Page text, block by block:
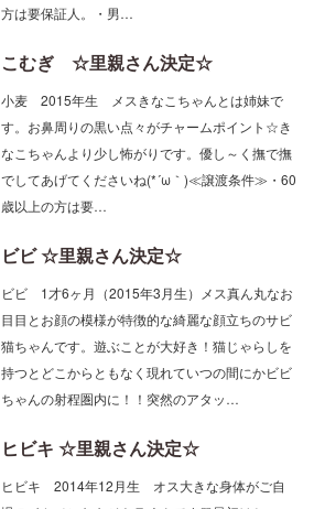
小麦 2015年生 メスきなこちゃんとは姉妹で
す。お鼻周りの黒い点々がチャームポイント☆き
なこちゃんより少し怖がりです。優し～く撫で撫
でしてあげてくださいね(*´ω｀)≪譲渡条件≫・60
歳以上の方は要…
ビビ 1才6ヶ月（2015年3月生）メス真ん丸なお
目目とお顔の模様が特徴的な綺麗な顔立ちのサビ
猫ちゃんです。遊ぶことが大好き！猫じゃらしを
持つとどこからともなく現れていつの間にかビビ
ちゃんの射程圏内に！！突然のアタッ…
ヒビキ 2014年12月生 オス大きな身体がご自
慢のイケメンなキジトラくんです♡最初はちょっ